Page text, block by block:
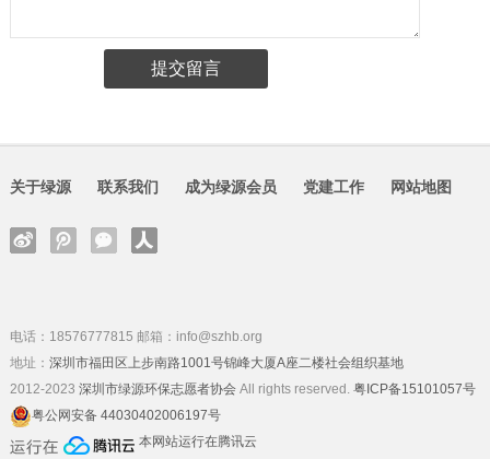
关于绿源 联系我们 成为绿源会员 党建工作 网站地图
电话：18576777815 邮箱：info@szhb.org
地址： 深圳市福田区上步南路1001号锦峰大厦A座二楼社会组织基地
2012-2023 深圳市绿源环保志愿者协会All rights reserved. 粤ICP备15101057号
粤公网安备 44030402006197号
本网站运行在腾讯云